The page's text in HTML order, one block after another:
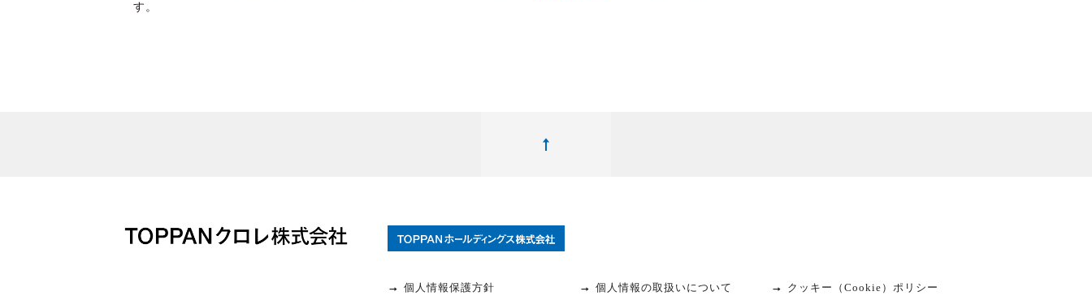
す。
個人情報保護方針 個人情報の取扱いについて クッキー（Cookie）ポリシー